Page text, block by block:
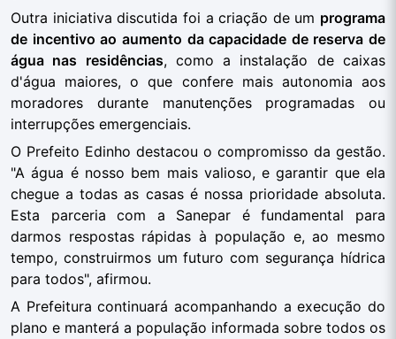
Outra iniciativa discutida foi a criação de um programa
de incentivo ao aumento da capacidade de reserva de
água nas residências, como a instalação de caixas
d'água maiores, o que confere mais autonomia aos
moradores durante manutenções programadas ou
interrupções emergenciais.
O Prefeito Edinho destacou o compromisso da gestão.
"A água é nosso bem mais valioso, e garantir que ela
chegue a todas as casas é nossa prioridade absoluta.
Esta parceria com a Sanepar é fundamental para
darmos respostas rápidas à população e, ao mesmo
tempo, construirmos um futuro com segurança hídrica
para todos", afirmou.
A Prefeitura continuará acompanhando a execução do
plano e manterá a população informada sobre todos os